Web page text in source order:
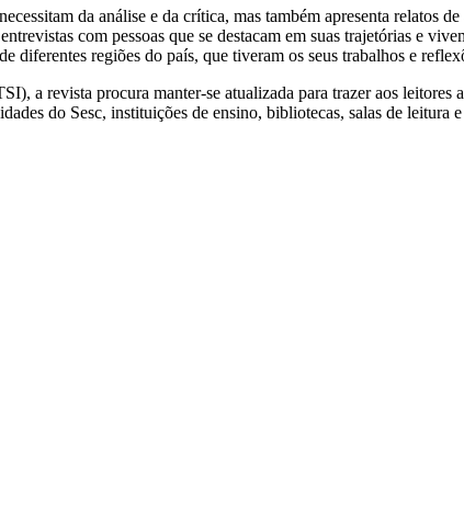
da análise e da crítica, mas também apresenta
com pessoas que se destacam em suas trajetórias e
diferentes regiões do país, que tiveram os seus trabalhos e
a revista procura manter-se atualizada para trazer aos leitores
do Sesc, instituições de ensino, bibliotecas, salas de leitura